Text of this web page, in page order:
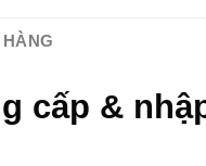
cấp &